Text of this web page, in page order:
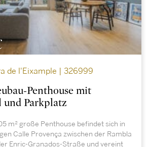
de l'Eixample | 326999
Penthouse mit
und Parkplatz
m² große Penthouse befindet sich in
Calle Provença zwischen der Rambla
Enric-Granados-Straße und vereint